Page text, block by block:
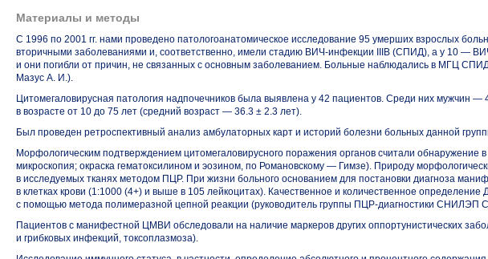
Материалы и методы
С 1996 по 2001 гг. нами проведено патологоанатомическое исследование 95 умерших взрослых
вторичными заболеваниями и, соответственно, имели стадию ВИЧ-инфекции IIIВ (СПИД), а у 10 —
и они погибли от причин, не связанных с основным заболеванием. Больные наблюдались в МГЦ
Мазус А. И.).
Цитомегаловирусная патология надпочечников была выявлена у 42 пациентов. Среди них мужчин
в возрасте от 10 до 75 лет (средний возраст — 36.3 ± 2.3 лет).
Был проведен ретроспективный анализ амбулаторных карт и историй болезни больных данной
Морфологическим подтверждением цитомегаловирусного поражения органов считали обнаружение
микроскопия; окраска гематоксилином и эозином, по Романовскому — Гимзе). Природу
в исследуемых тканях методом ПЦР. При жизни больного основанием для постановки диагноза
в клетках крови (1:1000 (4+) и выше в 105 лейкоцитах). Качественное и количественное
с помощью метода полимеразной цепной реакции (руководитель группы ПЦР-диагностики СНИЛЭП
Пациентов с манифестной ЦМВИ обследовали на наличие маркеров других оппортунистических
и грибковых инфекций, токсоплазмоза).